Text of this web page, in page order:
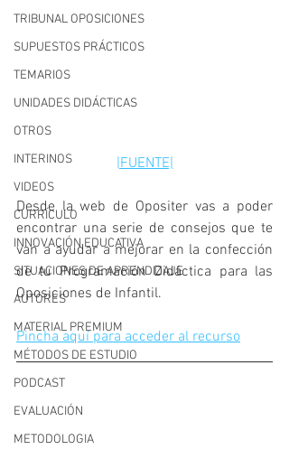
TRIBUNAL OPOSICIONES
SUPUESTOS PRÁCTICOS
TEMARIOS
UNIDADES DIDÁCTICAS
OTROS
INTERINOS
VIDEOS
CURRÍCULO
INNOVACIÓN EDUCATIVA
SITUACIONES DE APRENDIZAJE
AUTORES
MATERIAL PREMIUM
MÉTODOS DE ESTUDIO
PODCAST
EVALUACIÓN
METODOLOGIA
|FUENTE|
Desde la web de Opositer vas a poder
encontrar una serie de consejos que te
van a ayudar a mejorar en la confección
de tu Programación Didáctica para las
Oposiciones de Infantil.
Pincha aquí para acceder al recurso